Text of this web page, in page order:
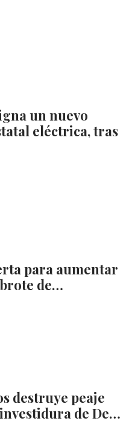
un nuevo
eléctrica, tras
para aumentar
de…
destruye peaje
de De…